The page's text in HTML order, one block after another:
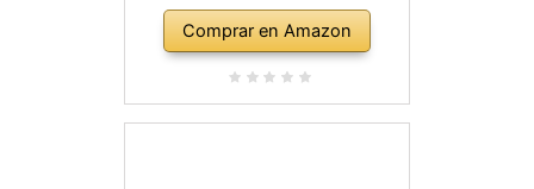
Comprar en Amazon